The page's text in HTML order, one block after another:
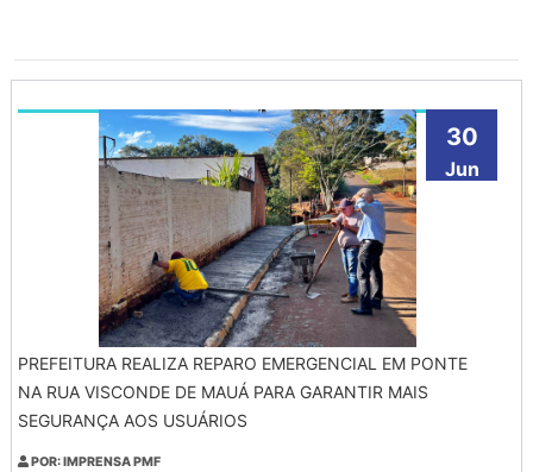
30
Jun
PREFEITURA REALIZA REPARO EMERGENCIAL EM PONTE
NA RUA VISCONDE DE MAUÁ PARA GARANTIR MAIS
SEGURANÇA AOS USUÁRIOS
POR: IMPRENSA PMF